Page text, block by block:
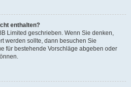
enthalten?
Limited geschrieben. Wenn Sie denken,
werden sollte, dann besuchen Sie
für bestehende Vorschläge abgeben oder